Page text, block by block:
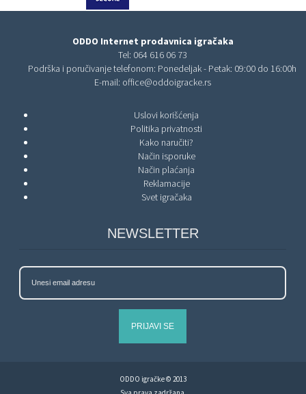
ODDO Internet prodavnica igračaka
Tel: 064 616 06 73
Podrška i poručivanje telefonom: Ponedeljak - Petak: 09:00 do 16:00h
E-mail: office@oddoigracke.rs
Uslovi korišćenja
Politika privatnosti
Kako naručiti?
Način isporuke
Način plaćanja
Reklamacije
Svet igračaka
NEWSLETTER
PRIJAVI SE
ODDO igračke © 2013